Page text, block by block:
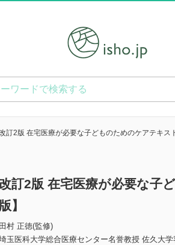
訂2版 在宅医療が必要な子どものためのケアテキス
改訂2版 在宅医療が必要な子
版】
田村 正徳(監修)
玉医科大学総合医療センター名誉教授 佐久大